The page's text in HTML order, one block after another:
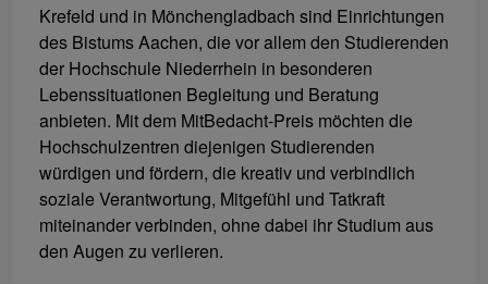
Krefeld und in Mönchengladbach sind Einrichtungen
des Bistums Aachen, die vor allem den Studierenden
der Hochschule Niederrhein in besonderen
Lebenssituationen Begleitung und Beratung
anbieten. Mit dem MitBedacht-Preis möchten die
Hochschulzentren diejenigen Studierenden
würdigen und fördern, die kreativ und verbindlich
soziale Verantwortung, Mitgefühl und Tatkraft
miteinander verbinden, ohne dabei ihr Studium aus
den Augen zu verlieren.